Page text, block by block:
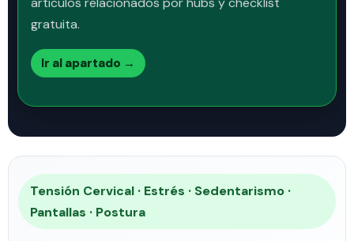
gratuita.
Ir al apartado →
Tensión Cervical · Estrés · Sedentarismo ·
Pantallas · Postura